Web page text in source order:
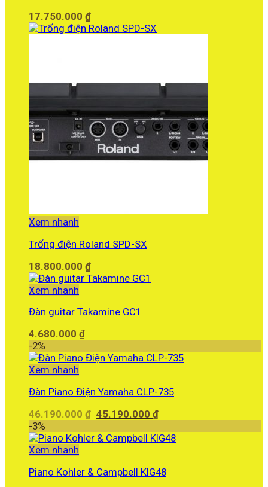
17.750.000 ₫
Xem nhanh
Trống điện Roland SPD-SX
18.800.000 ₫
Xem nhanh
Đàn guitar Takamine GC1
4.680.000 ₫
-2%
Xem nhanh
Đàn Piano Điện Yamaha CLP-735
46.190.000₫ Giá
là:
45.190.000₫Giá
tại
-3%
Xem nhanh
Piano Kohler & Campbell KIG48